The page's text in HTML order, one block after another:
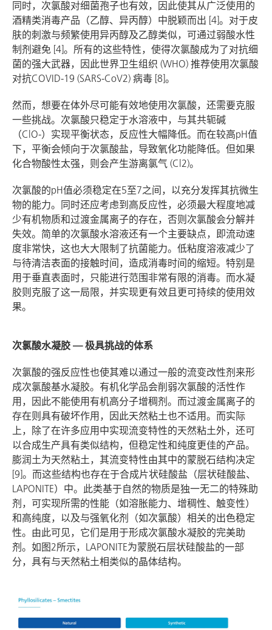
同时，次氯酸对细菌孢子也有效，因此使其从广泛使用的
酒精类消毒产品（乙醇、异丙醇）中脱颖而出 [4]。对于皮
肤的刺激与频繁使用异丙醇及乙醇类似，可通过弱酸水性
制剂避免 [4]。所有的这些特性，使得次氯酸成为了对抗细
菌的强大武器，因此世界卫生组织 (WHO) 推荐使用次氯酸
对抗COVID-19 (SARS-CoV2) 病毒 [8]。
然而，想要在体外尽可能有效地使用次氯酸，还需要克服
一些挑战。次氯酸只稳定于水溶液中，与其共轭碱
（ClO-）实现平衡状态，反应性大幅降低。而在较高pH值
下，平衡会倾向于次氯酸盐，导致氧化功能降低。但如果
化合物酸性太强，则会产生游离氯气 (Cl2)。
次氯酸的pH值必须稳定在5至7之间，以充分发挥其抗微生
物的能力。同时还应考虑到高反应性，必须最大程度地减
少有机物质和过渡金属离子的存在，否则次氯酸会分解并
失效。简单的次氯酸水溶液还有一个主要缺点，即流动速
度非常快，这也大大限制了抗菌能力。低粘度溶液减少了
与待清洁表面的接触时间，造成消毒时间的缩短。特别是
用于垂直表面时，只能进行范围非常有限的消毒。而水凝
胶则克服了这一局限，并实现更有效且更可持续的使用效
果。
次氯酸水凝胶 — 极具挑战的体系
次氯酸的强反应性也使其难以通过一般的流变改性剂来形
成次氯酸基水凝胶。有机化学品会削弱次氯酸的活性作
用，因此不能使用有机高分子增稠剂。而过渡金属离子的
存在则具有破坏作用，因此天然粘土也不适用。而实际
上，除了在许多应用中实现流变特性的天然粘土外，还可
以合成生产具有类似结构，但稳定性和纯度更佳的产品。
膨润土为天然粘土，其流变特性由其中的蒙脱石结构决定
[9]。而这些结构也存在于合成片状硅酸盐（层状硅酸盐、
LAPONITE）中。此类基于自然的物质是独一无二的特殊助
剂，可实现所需的性能（如溶胀能力、增稠性、触变性）
和高纯度，以及与强氧化剂（如次氯酸）相关的出色稳定
性。由此可见，它们是用于形成次氯酸水凝胶的完美助
剂。如图2所示，LAPONITE为蒙脱石层状硅酸盐的一部
分，具有与天然粘土相类似的晶体结构。